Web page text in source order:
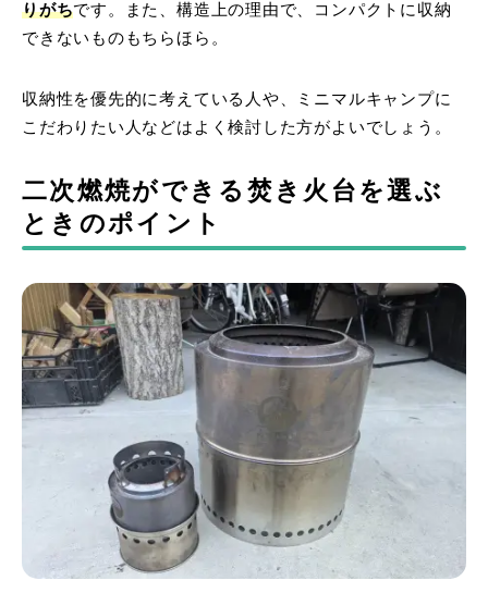
りがちです。また、構造上の理由で、コンパクトに収納
できないものもちらほら。
収納性を優先的に考えている人や、ミニマルキャンプに
こだわりたい人などはよく検討した方がよいでしょう。
二次燃焼ができる焚き火台を選ぶ
ときのポイント